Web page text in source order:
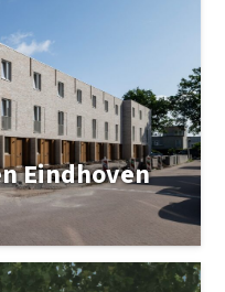
Eindhoven